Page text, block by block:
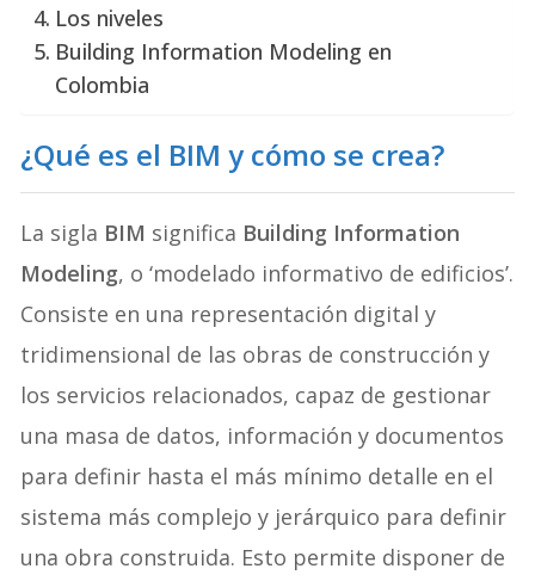
Los niveles
Building Information Modeling en
Colombia
¿Qué es el BIM y cómo se crea?
La sigla BIM significa Building Information
Modeling, o ‘modelado informativo de edificios’.
Consiste en una representación digital y
tridimensional de las obras de construcción y
los servicios relacionados, capaz de gestionar
una masa de datos, información y documentos
para definir hasta el más mínimo detalle en el
sistema más complejo y jerárquico para definir
una obra construida. Esto permite disponer de